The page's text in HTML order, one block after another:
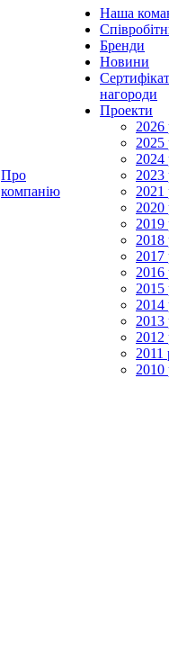
Про
компанію
Наша
Бренди
Новини
нагороди
Проекти
2026
2025
2024
2023
2021
2020
2019
2018
2017
2016
2015
2014
2013
2012
2011
2010